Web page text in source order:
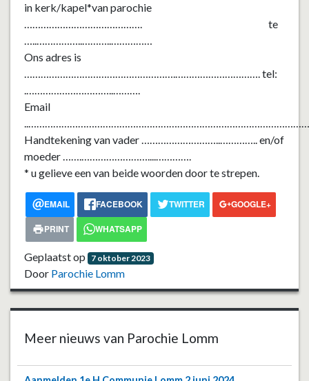
in kerk/kapel*vanparochie
……………………………………. te
…..……………..………..……………
Ons adres is
……………………………………………….………………………….tel:
.…………………………..……….
Email
..
Handtekening van vader………………………..…………..en/of
moeder…….……………………....………….
* u gelieve een van beide woorden door te strepen.
EMAIL FACEBOOK TWITTER
GOOGLE+
PRINT
WHATSAPP
Geplaatst op 7 oktober 2023
Door Parochie Lomm
Meer nieuws van Parochie Lomm